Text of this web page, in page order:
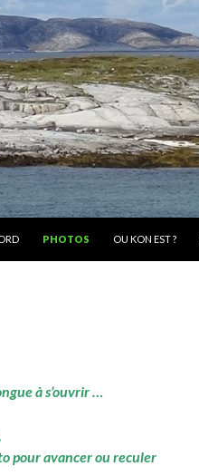
PHOTOS OU KON EST ?
à s’ouvrir …
pour avancer ou reculer